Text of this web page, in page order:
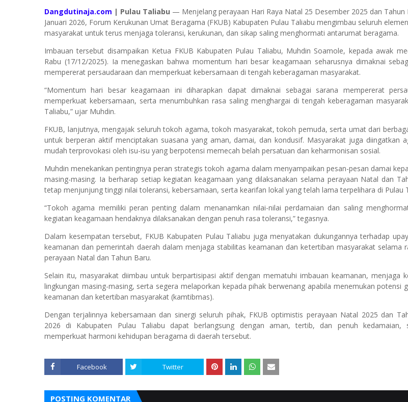
Dangdutinaja.com | Pulau Taliabu — Menjelang perayaan Hari Raya Natal 25 Desember 2025 dan Tahun
Januari 2026, Forum Kerukunan Umat Beragama (FKUB) Kabupaten Pulau Taliabu mengimbau seluruh elemen
masyarakat untuk terus menjaga toleransi, kerukunan, dan sikap saling menghormati antarumat beragama.
Imbauan tersebut disampaikan Ketua FKUB Kabupaten Pulau Taliabu, Muhdin Soamole, kepada awak
Rabu (17/12/2025). Ia menegaskan bahwa momentum hari besar keagamaan seharusnya dimaknai
mempererat persaudaraan dan memperkuat kebersamaan di tengah keberagaman masyarakat.
“Momentum hari besar keagamaan ini diharapkan dapat dimaknai sebagai sarana mempererat
memperkuat kebersamaan, serta menumbuhkan rasa saling menghargai di tengah keberagaman
Taliabu,” ujar Muhdin.
FKUB, lanjutnya, mengajak seluruh tokoh agama, tokoh masyarakat, tokoh pemuda, serta umat dari
untuk berperan aktif menciptakan suasana yang aman, damai, dan kondusif. Masyarakat juga diingatkan
mudah terprovokasi oleh isu-isu yang berpotensi memecah belah persatuan dan keharmonisan sosial.
Muhdin menekankan pentingnya peran strategis tokoh agama dalam menyampaikan pesan-pesan damai
masing-masing. Ia berharap setiap kegiatan keagamaan yang dilaksanakan selama perayaan Natal dan
tetap menjunjung tinggi nilai toleransi, kebersamaan, serta kearifan lokal yang telah lama terpelihara di Pulau
“Tokoh agama memiliki peran penting dalam menanamkan nilai-nilai perdamaian dan saling
kegiatan keagamaan hendaknya dilaksanakan dengan penuh rasa toleransi,” tegasnya.
Dalam kesempatan tersebut, FKUB Kabupaten Pulau Taliabu juga menyatakan dukungannya terhadap
keamanan dan pemerintah daerah dalam menjaga stabilitas keamanan dan ketertiban masyarakat selama
perayaan Natal dan Tahun Baru.
Selain itu, masyarakat diimbau untuk berpartisipasi aktif dengan mematuhi imbauan keamanan, menjaga
lingkungan masing-masing, serta segera melaporkan kepada pihak berwenang apabila menemukan potensi
keamanan dan ketertiban masyarakat (kamtibmas).
Dengan terjalinnya kebersamaan dan sinergi seluruh pihak, FKUB optimistis perayaan Natal 2025 dan
2026 di Kabupaten Pulau Taliabu dapat berlangsung dengan aman, tertib, dan penuh kedamaian,
memperkuat harmoni kehidupan beragama di daerah tersebut.
Facebook Twitter
POSTING KOMENTAR